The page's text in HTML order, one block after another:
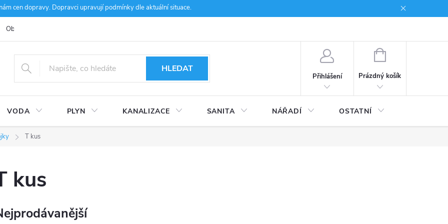
cen dopravy. Dopravci upravují podmínky dle aktuální situace.
Obchodní podmínky
HLEDAT
Přihlášení
NÁKUPNÍ
Prázdný košík
VODA PLYN KANALIZACE SANITA NÁŘADÍ OSTATNÍ
T kus
kus